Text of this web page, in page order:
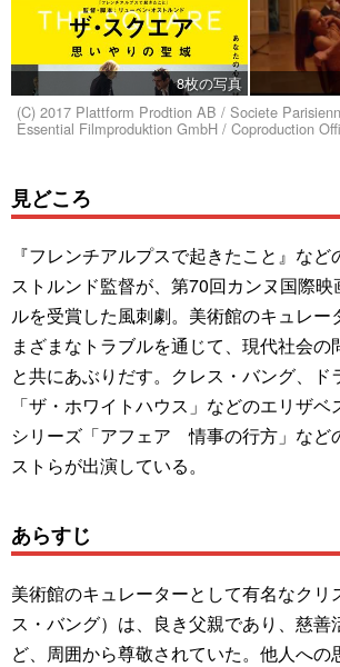
8枚の写真
(C) 2017 Plattform Prodtion AB / Societe
Essential Filmproduktion GmbH / Coproduction
見どころ
『フレンチアルプスで起きたこと』な
ストルンド監督が、第70回カンヌ国際
ルを受賞した風刺劇。美術館のキュレー
まざまなトラブルを通じて、現代社会の
と共にあぶりだす。クレス・バング、ド
「ザ・ホワイトハウス」などのエリザ
シリーズ「アフェア 情事の行方」など
ストらが出演している。
あらすじ
美術館のキュレーターとして有名なクリ
ス・バング）は、良き父親であり、慈善
ど、周囲から尊敬されていた。他人への